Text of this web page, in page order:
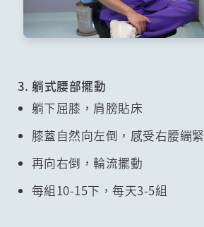
3. 躺式腰部擺動
躺下屈膝，肩膀貼床
膝蓋自然向左倒，感受右腰繃緊
再向右倒，輪流擺動
每組10-15下，每天3-5組